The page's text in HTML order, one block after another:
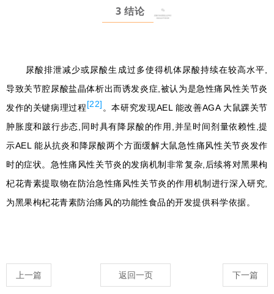
3 结论
尿酸排泄减少或尿酸生成过多使得机体尿酸持续在较高水平,
导致关节腔尿酸盐晶体析出而诱发炎症,被认为是急性痛风性关节炎
发作的关键病理过程[22]。本研究发现AEL 能改善AGA 大鼠踝关节
肿胀度和跛行步态,同时具有降尿酸的作用,并呈时间剂量依赖性,提
示AEL 能从抗炎和降尿酸两个方面缓解大鼠急性痛风性关节炎发作
时的症状。急性痛风性关节炎的发病机制非常复杂,后续将对黑果枸
杞花青素提取物在防治急性痛风性关节炎的作用机制进行深入研究,
为黑果枸杞花青素防治痛风的功能性食品的开发提供科学依据。
上一篇 返回一页 下一篇